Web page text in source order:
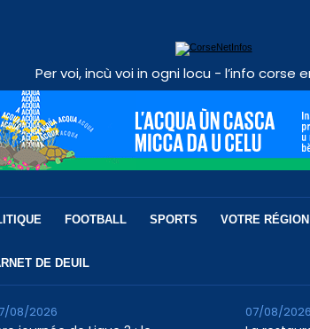
Per voi, incù voi in ogni locu - l’info corse
FOOTBALL SPORTS VOTRE RÉGION
DE DEUIL
08/2026 07/08/2026